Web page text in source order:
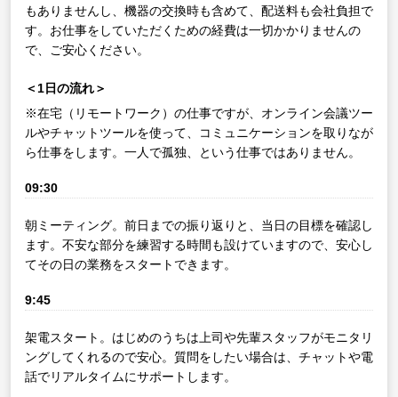
もありませんし、機器の交換時も含めて、配送料も会社負担で
す。お仕事をしていただくための経費は一切かかりませんの
で、ご安心ください。
＜1日の流れ＞
※在宅（リモートワーク）の仕事ですが、オンライン会議ツー
ルやチャットツールを使って、コミュニケーションを取りなが
ら仕事をします。一人で孤独、という仕事ではありません。
09:30
朝ミーティング。前日までの振り返りと、当日の目標を確認し
ます。不安な部分を練習する時間も設けていますので、安心し
てその日の業務をスタートできます。
9:45
架電スタート。はじめのうちは上司や先輩スタッフがモニタリ
ングしてくれるので安心。質問をしたい場合は、チャットや電
話でリアルタイムにサポートします。